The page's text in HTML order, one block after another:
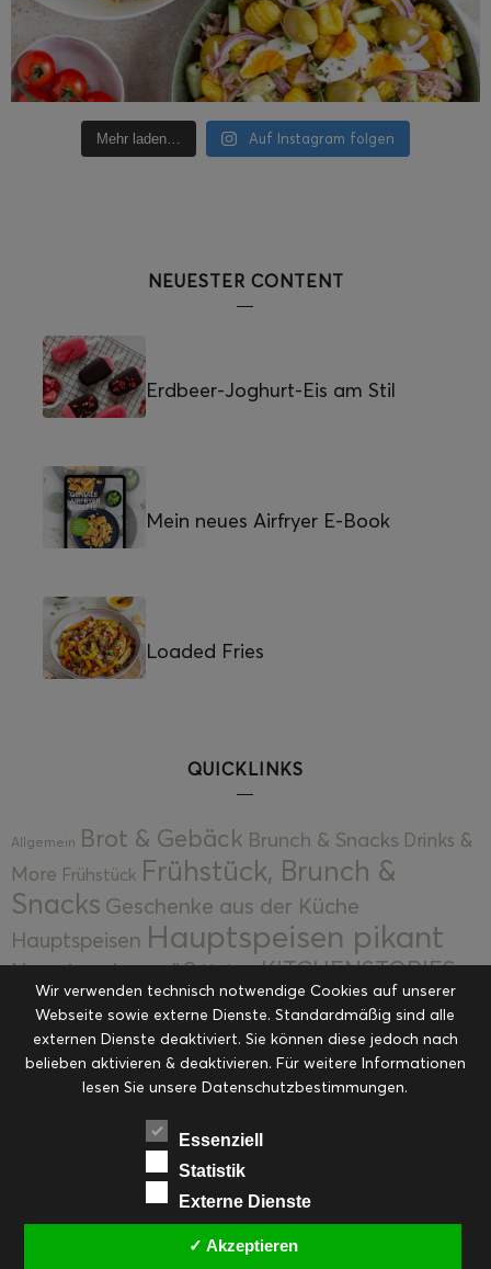
Mehr laden… Auf Instagram folgen
NEUESTER CONTENT
Erdbeer-Joghurt-Eis am Stil
Mein neues Airfryer E-Book
Loaded Fries
QUICKLINKS
Allgemein Brot & Gebäck Brunch & Snacks Drinks &
More Frühstück Frühstück, Brunch &
Snacks Geschenke aus der Küche
Hauptspeisen Hauptspeisen pikant
Hauptspeisen süßKekseKITCHENSTORIES
Kuchen, Torten & Desserts Kuchen und
Desserts Kulinarik Kulinarische Mitbringsel &
Eingemachtes Ohne Kategorie Ostern Resteküche
RezepteSaisonalSliderStartseite
Suppen, Salate & Vorspeisen
Vorspeisen, Salate & Suppen
Weihnachten Workshops & Events
Wir verwenden technisch notwendige Cookies auf unserer
Webseite sowie externe Dienste. Standardmäßig sind alle
externen Dienste deaktiviert. Sie können diese jedoch nach
belieben aktivieren & deaktivieren. Für weitere Informationen
lesen Sie unsere Datenschutzbestimmungen.
Essenziell
Statistik
Externe Dienste
✓ Akzeptieren